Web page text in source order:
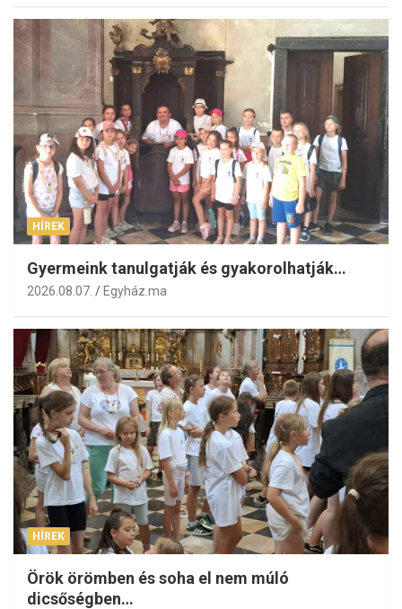
HÍREK
Gyermeink tanulgatják és gyakorolhatják…
2026.08.07. Egyház.ma
HÍREK
Örök örömben és soha el nem múló
dicsőségben…